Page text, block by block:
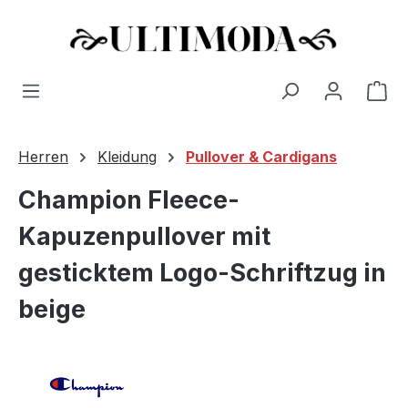
Zum Hauptinhalt springen
Herren Kleidung Pullover & Cardigans
Champion Fleece-
Kapuzenpullover mit
gesticktem Logo-Schriftzug in
beige